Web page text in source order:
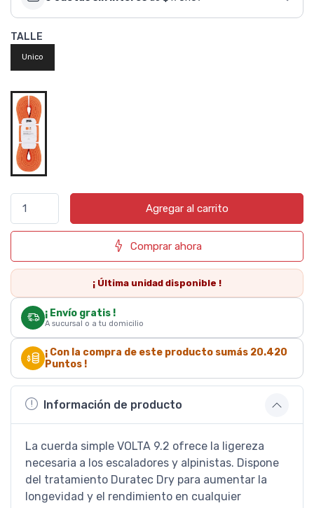
TALLE
Unico
Agregar al carrito
Comprar ahora
¡ Última unidad disponible !
¡ Envío gratis !
A sucursal o a tu domicilio
¡ Con la compra de este producto sumás 20.420
Puntos !
Información de producto
La cuerda simple VOLTA 9.2 ofrece la ligereza
necesaria a los escaladores y alpinistas. Dispone
del tratamiento Duratec Dry para aumentar la
longevidad y el rendimiento en cualquier